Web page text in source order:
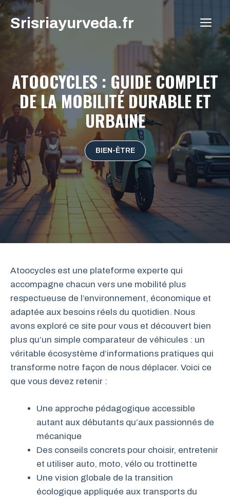
Aller
au
contenu
Srisriayurveda.fr
ATOOCYCLES : GUIDE COMPLET
DE LA MOBILITÉ DURABLE ET
URBAINE
BIEN-ÊTRE
Atoocycles est une plateforme experte qui
accompagne chacun vers une mobilité plus
respectueuse de l’environnement, économique et
adaptée aux besoins réels du quotidien. Nous
avons exploré ce site pour vous et découvert bien
plus qu’un simple comparateur de véhicules : un
véritable écosystème d’informations pratiques qui
transforme notre façon de nous déplacer. Voici ce
que vous devez retenir :
Une approche pédagogique accessible
autant aux débutants qu’aux passionnés de
mécanique
Des conseils concrets pour choisir, entretenir
et utiliser auto, moto, vélo ou trottinette
Une vision globale de la transition
écologique appliquée aux transports du